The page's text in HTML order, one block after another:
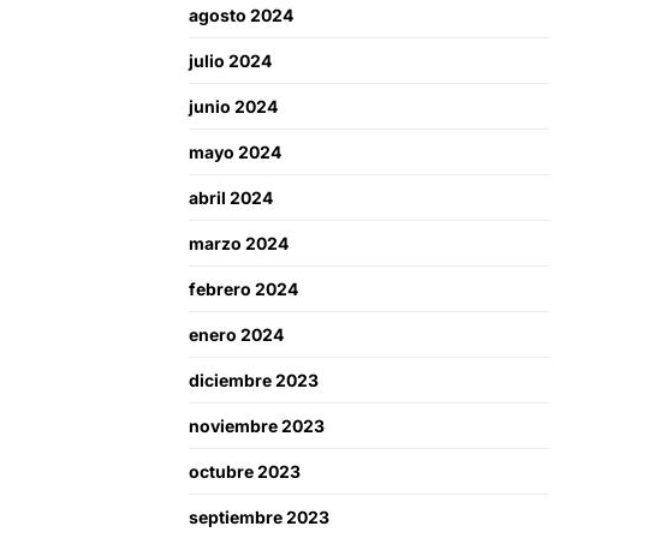
agosto 2024
julio 2024
junio 2024
mayo 2024
abril 2024
marzo 2024
febrero 2024
enero 2024
diciembre 2023
noviembre 2023
octubre 2023
septiembre 2023